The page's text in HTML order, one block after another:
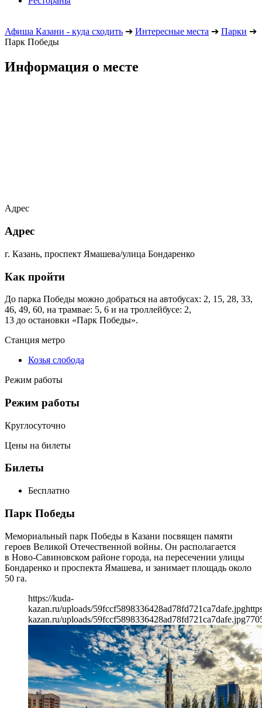
Афиша Казани - куда сходить ➔ Интересные места ➔ Парки ➔
Парк Победы
Информация о месте
Адрес
Адрес
г. Казань, проспект Ямашева/улица Бондаренко
Как пройти
До парка Победы можно добраться на автобусах: 2, 15, 28, 33,
46, 49, 60, на трамвае: 5, 6 и на троллейбусе: 2,
13 до остановки «Парк Победы».
Станция метро
Козья слобода
Режим работы
Режим работы
Круглосуточно
Цены на билеты
Билеты
Бесплатно
Парк Победы
Мемориальный парк Победы в Казани посвящен памяти
героев Великой Отечественной войны. Он располагается
в Ново-Савиновском районе города, на пересечении улицы
Бондаренко и проспекта Ямашева, и занимает площадь около
50 га.
https://kuda-
kazan.ru/uploads/59fccf5898336428ad78fd721ca7dafe.jpg
kazan.ru/uploads/59fccf5898336428ad78fd721ca7dafe.jpg770